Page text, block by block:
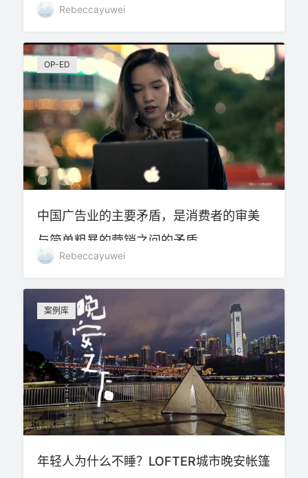
Rebeccayuwei
OP-ED
中国广告业的主要矛盾，是消费者的审美
与简单粗暴的营销之间的矛盾
Rebeccayuwei
案例库
年轻人为什么不睡？LOFTER城市晚安帐篷